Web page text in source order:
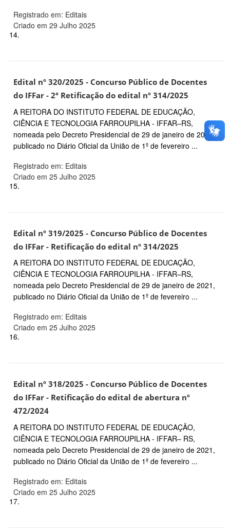
Registrado em: Editais
Criado em 29 Julho 2025
14.
Edital nº 320/2025 - Concurso Público de Docentes
do IFFar - 2ª Retificação do edital nº 314/2025
A REITORA DO INSTITUTO FEDERAL DE EDUCAÇÃO,
CIÊNCIA E TECNOLOGIA FARROUPILHA - IFFAR–RS,
nomeada pelo Decreto Presidencial de 29 de janeiro de 2021,
publicado no Diário Oficial da União de 1º de fevereiro ...
Registrado em: Editais
Criado em 25 Julho 2025
15.
Edital nº 319/2025 - Concurso Público de Docentes
do IFFar - Retificação do edital nº 314/2025
A REITORA DO INSTITUTO FEDERAL DE EDUCAÇÃO,
CIÊNCIA E TECNOLOGIA FARROUPILHA - IFFAR–RS,
nomeada pelo Decreto Presidencial de 29 de janeiro de 2021,
publicado no Diário Oficial da União de 1º de fevereiro ...
Registrado em: Editais
Criado em 25 Julho 2025
16.
Edital nº 318/2025 - Concurso Público de Docentes
do IFFar - Retificação do edital de abertura nº
472/2024
A REITORA DO INSTITUTO FEDERAL DE EDUCAÇÃO,
CIÊNCIA E TECNOLOGIA FARROUPILHA - IFFAR– RS,
nomeada pelo Decreto Presidencial de 29 de janeiro de 2021,
publicado no Diário Oficial da União de 1º de fevereiro ...
Registrado em: Editais
Criado em 25 Julho 2025
17.